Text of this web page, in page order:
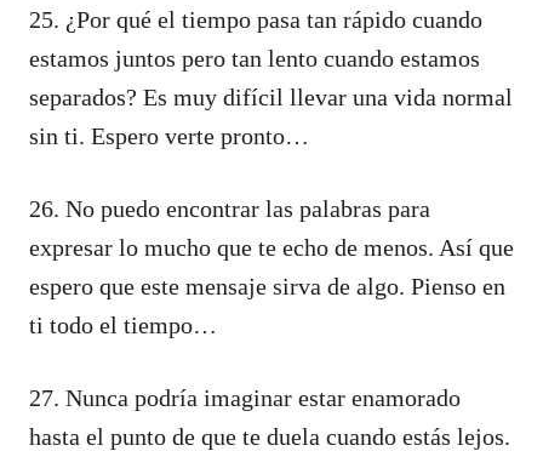
25. ¿Por qué el tiempo pasa tan rápido cuando
estamos juntos pero tan lento cuando estamos
separados? Es muy difícil llevar una vida normal
sin ti. Espero verte pronto…
26. No puedo encontrar las palabras para
expresar lo mucho que te echo de menos. Así que
espero que este mensaje sirva de algo. Pienso en
ti todo el tiempo…
27. Nunca podría imaginar estar enamorado
hasta el punto de que te duela cuando estás lejos.